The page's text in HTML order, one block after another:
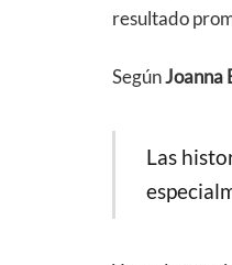
resultado
SegúnJoanna
Las